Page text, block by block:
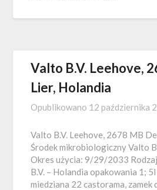
Valto B.V. Leehove,
Lier, Holandia
Opublikowano 12 października
Valto B.V. Leehove, 2678 MB
Środek mikrobiologiczny Valto
Okres użycia: 9/29/2033
B.V. – Holandia opakowania 1;
miedziana 22 castorama, zamek